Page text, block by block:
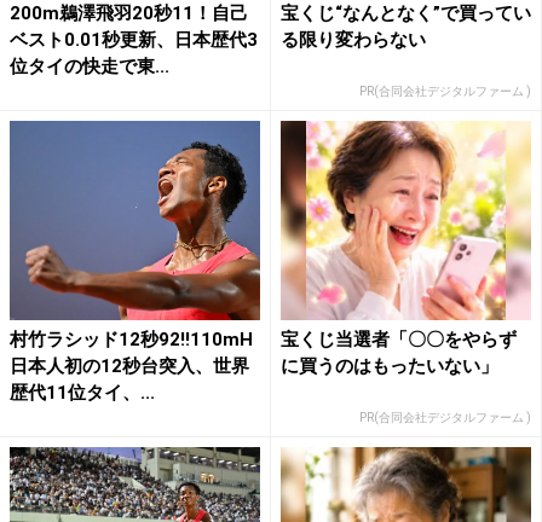
200m鵜澤飛羽20秒11！自己
ベスト0.01秒更新、日本歴代3
位タイの快走で東...
宝くじ“なんとなく”で買ってい
る限り変わらない
PR(合同会社デジタルファーム )
村竹ラシッド12秒92!!110mH
日本人初の12秒台突入、世界
歴代11位タイ、...
宝くじ当選者「〇〇をやらず
に買うのはもったいない」
PR(合同会社デジタルファーム )